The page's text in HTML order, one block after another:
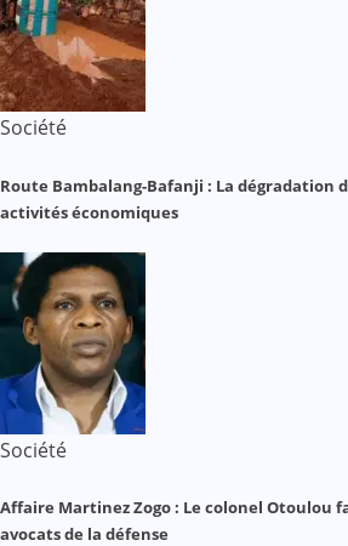
Société
Route Bambalang-Bafanji : La dégradation
activités économiques
Société
Affaire Martinez Zogo : Le colonel Otoulou
avocats de la défense